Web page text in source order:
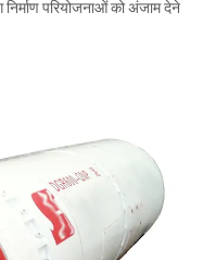
परियोजनाओं को अंजाम देने